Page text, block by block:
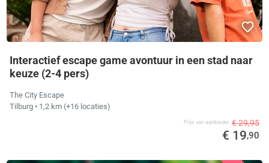
Interactief escape game avontuur in een stad naar
keuze (2-4 pers)
The City Escape
Tilburg • 1,2 km (+16 locaties)
Prijs van aanbieder € 29,95
€ 19,90